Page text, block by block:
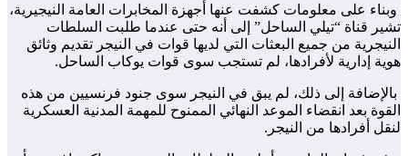
وبناء على معلومات كشفت عنها أجهزة المخابرات العامة النيجيرية،
تشير قناة “تيلي الساحل” إلى أنه حتى عندما طلبت السلطات
النيجرية من جميع البعثات التي لديها قوات في النيجر تقديم وثائق
هوية إدارية لأفرادها، لم تستجب سوى قوات يوكاب الساحل.
بالإضافة إلى ذلك، لم يبق في النيجر سوى جنود فرنسيين من هذه
القوة بعد انقضاء الموعد النهائي الممنوح للمهمة المدنية العسكرية
لنقل أفرادها من النيجر.